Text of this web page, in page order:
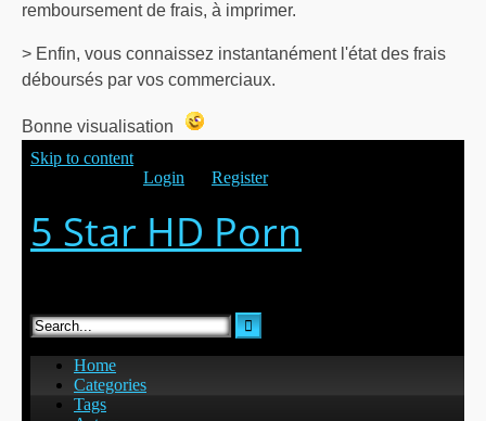
remboursement de frais, à imprimer.
> Enfin, vous connaissez instantanément l'état des frais
déboursés par vos commerciaux.
Bonne visualisation